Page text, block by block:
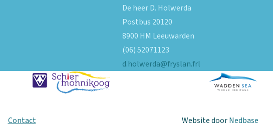
De heer D. Holwerda
Postbus 20120
8900 HM Leeuwarden
(06) 52071123
d.holwerda@fryslan.frl
Contact Website doorNedbase